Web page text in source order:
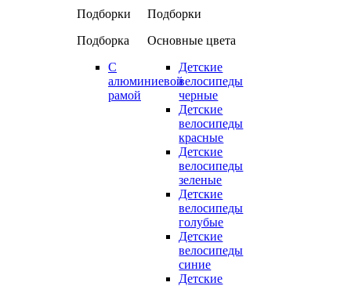
Подборки
Подборка
С
алюминиевой
рамой
Подборки
Основные цвета
Детские
велосипеды
черные
Детские
велосипеды
красные
Детские
велосипеды
зеленые
Детские
велосипеды
голубые
Детские
велосипеды
синие
Детские